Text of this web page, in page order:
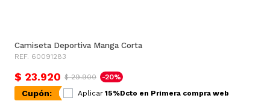
Camiseta Deportiva Manga Corta
REF. 60091283
$ 23.920 $ 29.900 -20%
Cupón: Aplicar 15%Dcto en Primera compra web